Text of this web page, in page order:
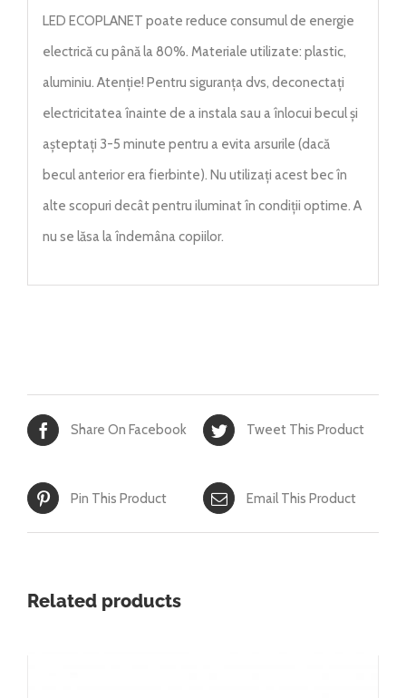
LED ECOPLANET poate reduce consumul de energie
electrică cu până la 80%. Materiale utilizate: plastic,
aluminiu. Atenție! Pentru siguranța dvs, deconectați
electricitatea înainte de a instala sau a înlocui becul și
așteptați 3-5 minute pentru a evita arsurile (dacă
becul anterior era fierbinte). Nu utilizați acest bec în
alte scopuri decât pentru iluminat în condiții optime. A
nu se lăsa la îndemâna copiilor.
Share On Facebook Tweet This Product
Pin This Product Email This Product
Related products